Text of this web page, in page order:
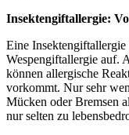
Insektengiftallergie:
Eine
Wespengiftallergie auf.
können allergische
vorkommt. Nur sehr
Mücken oder Bremsen
nur selten zu